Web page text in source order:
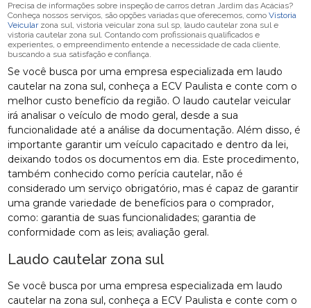
Precisa de informações sobre inspeção de carros detran Jardim das Acácias?
Conheça nossos serviços, são opções variadas que oferecemos, comoVistoria
Veicularzona sul, vistoria veicular zona sul sp, laudo cautelar zona sul e
vistoria cautelar zona sul. Contando com profissionais qualificados e
experientes, o empreendimento entende a necessidade de cada cliente,
buscando a sua satisfação e confiança.
Se você busca por uma empresa especializada em laudo
cautelar na zona sul, conheça a ECV Paulista e conte com o
melhor custo benefício da região. O laudo cautelar veicular
irá analisar o veículo de modo geral, desde a sua
funcionalidade até a análise da documentação. Além disso, é
importante garantir um veículo capacitado e dentro da lei,
deixando todos os documentos em dia. Este procedimento,
também conhecido como perícia cautelar, não é
considerado um serviço obrigatório, mas é capaz de garantir
uma grande variedade de benefícios para o comprador,
como: garantia de suas funcionalidades; garantia de
conformidade com as leis; avaliação geral.
Laudo cautelar zona sul
Se você busca por uma empresa especializada em laudo
cautelar na zona sul, conheça a ECV Paulista e conte com o